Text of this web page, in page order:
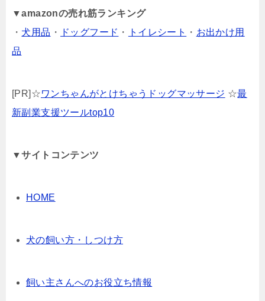
▼amazonの売れ筋ランキング
・ 犬用品 ・ ドッグフード ・ トイレシート ・ お出かけ用
品
[PR]☆ワンちゃんがとけちゃうドッグマッサージ ☆最
新副業支援ツールtop10
▼サイトコンテンツ
HOME
犬の飼い方・しつけ方
飼い主さんへのお役立ち情報